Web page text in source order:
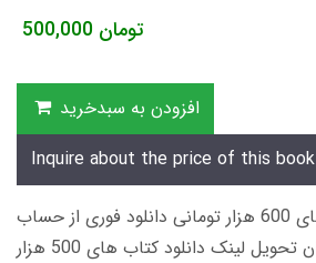
500,000 تومان
افزودن به سبدخرید
Inquire about the price of this book
زمان تحویل کتاب های 600 هزار تومانی دانلود فوری از حساب
کاربری می باشد، و زمان تحویل لینک دانلود کتاب های 500 هزار